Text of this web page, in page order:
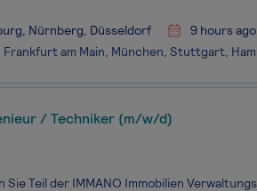
Nürnberg, Düsseldorf
9 hours ago
/ Techniker (m/w/d)